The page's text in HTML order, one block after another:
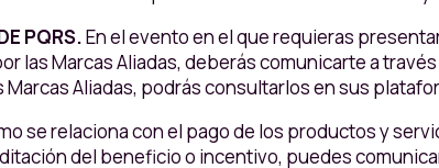
PQRS.En el evento en el que requieras
las Marcas Aliadas, deberás comunicarte a
Aliadas, podrás consultarlos en sus
se relaciona con el pago de los productos y
del beneficio o incentivo, puedes